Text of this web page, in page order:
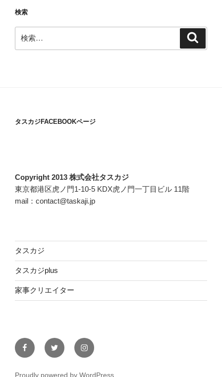
検索
索:
タスカジFACEBOOKページ
Copyright 2013 株式会社タスカジ
東京都港区虎ノ門1-10-5 KDX虎ノ門一丁目ビル 11階
mail：contact@taskaji.jp
タスカジ
タスカジplus
家事クリエイター
FacebookTwitter Instagram
Proudly powered by WordPress